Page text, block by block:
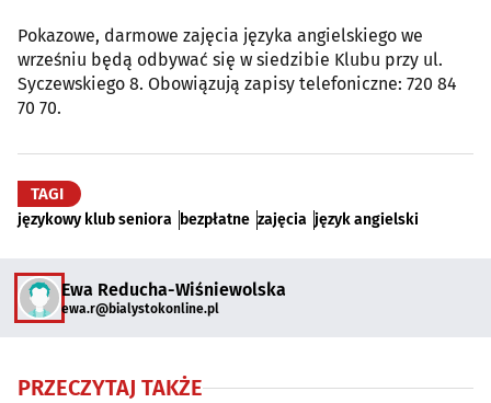
Pokazowe, darmowe zajęcia języka angielskiego we
wrześniu będą odbywać się w siedzibie Klubu przy ul.
Syczewskiego 8. Obowiązują zapisy telefoniczne: 720 84
70 70.
TAGI
językowy klub seniora bezpłatne zajęcia język angielski
Ewa Reducha-Wiśniewolska
ewa.r@bialystokonline.pl
PRZECZYTAJ TAKŻE